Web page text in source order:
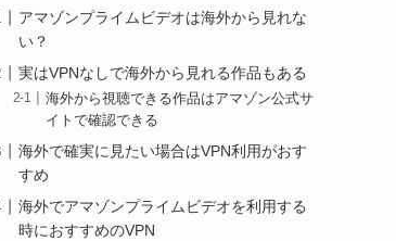
アマゾンプライムビデオは海外から見れな
い？
実はVPNなしで海外から見れる作品もある
海外から視聴できる作品はアマゾン公式サ
イトで確認できる
海外で確実に見たい場合はVPN利用がおす
すめ
海外でアマゾンプライムビデオを利用する
時におすすめのVPN